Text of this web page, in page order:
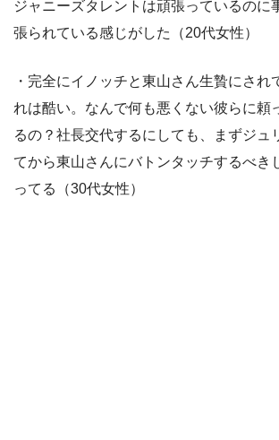
ジャニーズタレントは頑張っているのに
張られている感じがした（20代女性）
・完全にイノッチと東山さん生贄にされ
れは酷い。なんで何も悪くない彼らに頼
るの？社長交代するにしても、まずジ
てから東山さんにバトンタッチするべき
ってる（30代女性）